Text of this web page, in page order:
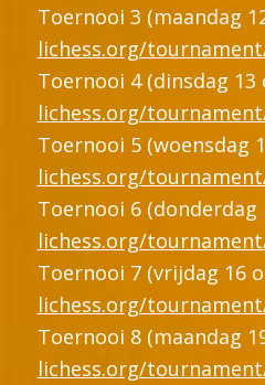
Toernooi 3 (maandag
lichess.org/
Toernooi 4 (dinsdag 13
lichess.org/
Toernooi 5 (woensdag
lichess.org/
Toernooi 6 (donderdag
lichess.org/
Toernooi 7 (vrijdag 16
lichess.org/
Toernooi 8 (maandag
lichess.org/